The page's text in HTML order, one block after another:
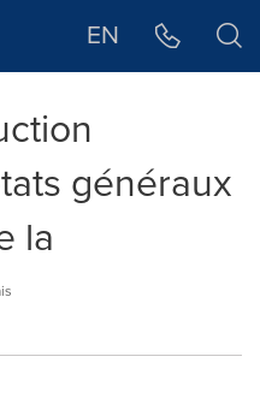
EN
généraux
la